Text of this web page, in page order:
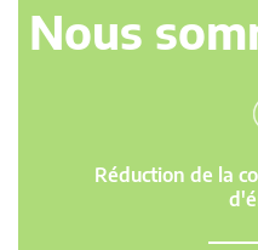
Nous
Réduction de la